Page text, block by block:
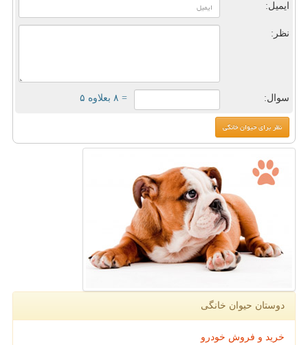
ایمیل:
نظر:
سوال: = ۸ بعلاوه ۵
دوستان حیوان خانگی
خرید و فروش خودرو